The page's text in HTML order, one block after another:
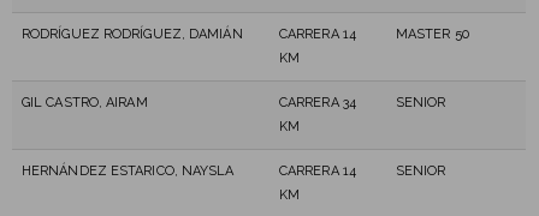
RODRÍGUEZ RODRÍGUEZ, DAMIÁN
CARRERA 14
KM
MASTER 50
GIL CASTRO, AIRAM
CARRERA 34
KM
SENIOR
HERNÁNDEZ ESTARICO, NAYSLA
CARRERA 14
KM
SENIOR